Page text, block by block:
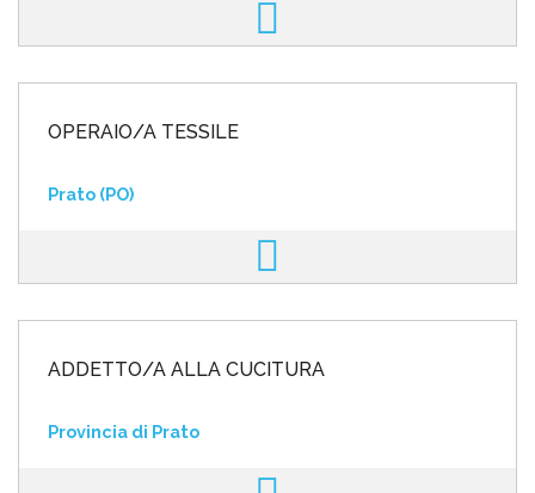
OPERAIO/A TESSILE
Prato (PO)
ADDETTO/A ALLA CUCITURA
Provincia di Prato